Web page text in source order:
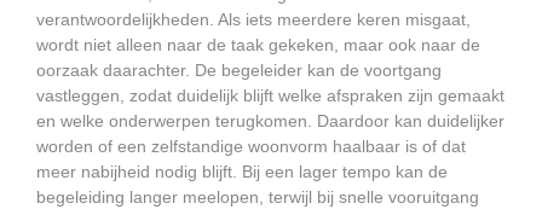
verantwoordelijkheden. Als iets meerdere keren misgaat,
wordt niet alleen naar de taak gekeken, maar ook naar de
oorzaak daarachter. De begeleider kan de voortgang
vastleggen, zodat duidelijk blijft welke afspraken zijn gemaakt
en welke onderwerpen terugkomen. Daardoor kan duidelijker
worden of een zelfstandige woonvorm haalbaar is of dat
meer nabijheid nodig blijft. Bij een lager tempo kan de
begeleiding langer meelopen, terwijl bij snelle vooruitgang